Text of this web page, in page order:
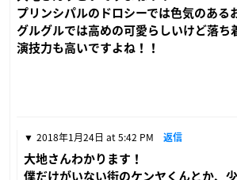
プリンシパルのドロシーでは色気のある
グルグルでは高めの可愛らしいけど落ち
演技力も高いですよね！！
2018年1月24日 at 5:42 PM 返信
大地さんわかります！
僕だけがいない街のケンヤくんとか、